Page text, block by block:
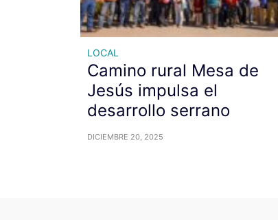
LOCAL
Camino rural Mesa de
Jesús impulsa el
desarrollo serrano
DICIEMBRE 20, 2025